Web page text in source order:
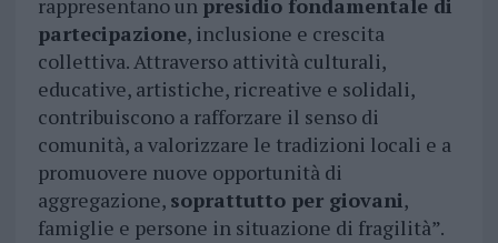
rappresentano un presidio fondamentale di
partecipazione, inclusione e crescita
collettiva. Attraverso attività culturali,
educative, artistiche, ricreative e solidali,
contribuiscono a rafforzare il senso di
comunità, a valorizzare le tradizioni locali e a
promuovere nuove opportunità di
aggregazione, soprattutto per giovani,
famiglie e persone in situazione di fragilità”.